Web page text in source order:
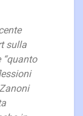
sulla